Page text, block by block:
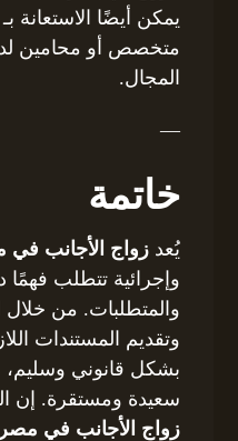
يمكن أيضًا الاستعانة بـ
متخصص أو محامين
المجال.
—
خاتمة
يُعدزواج الأجانب في
وإجرائية تتطلب فهمًا
والمتطلبات. من خلال
وتقديم المستندات
بشكل قانوني وسليم،
سعيدة ومستقرة. إن
زواج الأجانب في مصر